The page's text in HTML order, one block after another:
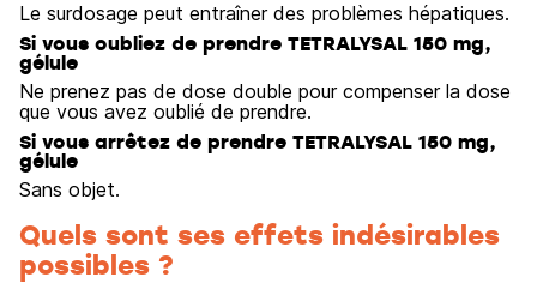
Le surdosage peut entraîner des problèmes hépatiques.
Si vous oubliez de prendre TETRALYSAL 150 mg,
gélule
Ne prenez pas de dose double pour compenser la dose
que vous avez oublié de prendre.
Si vous arrêtez de prendre TETRALYSAL 150 mg,
gélule
Sans objet.
Quels sont ses effets indésirables
possibles ?